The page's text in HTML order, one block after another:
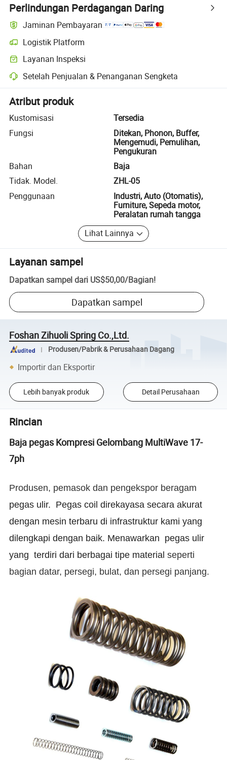
Perlindungan Perdagangan Daring
Jaminan Pembayaran
Logistik Platform
Pelacakan pengiriman yang lebih jelas dengan logistik yang
Layanan Inspeksi
Pemeriksaan pra-pengiriman opsional untuk pemeriksaan kualitas
Setelah Penjualan & Penanganan Sengketa
Penyelesaian sengketa yang dibantu platform, termasuk
Atribut produk
Kustomisasi
Tersedia
Fungsi
Ditekan, Phonon, Buffer,
Mengemudi, Pemulihan,
Pengukuran
Bahan
Baja
Tidak. Model.
ZHL-05
Penggunaan
Industri, Auto (Otomatis),
Furniture, Sepeda motor,
Peralatan rumah tangga
Lihat Lainnya
Layanan sampel
Dapatkan sampel dari US$50,00/Bagian!
Dapatkan sampel
Foshan Zihuoli Spring Co.,Ltd.
Produsen/Pabrik & Perusahaan Dagang
Importir dan Eksportir
Lebih banyak produk Detail Perusahaan
Rincian
Baja pegas Kompresi Gelombang MultiWave 17-
7ph
Produsen, pemasok dan pengekspor beragam
pegas ulir. Pegas coil direkayasa secara akurat
dengan mesin terbaru di infrastruktur kami yang
dilengkapi dengan baik. Menawarkan pegas ulir
yang terdiri dari berbagai tipe material seperti
bagian datar, persegi, bulat, dan persegi panjang.